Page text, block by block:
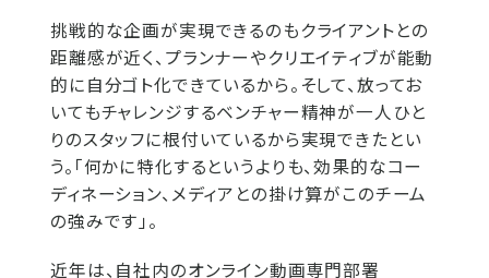
挑戦的な企画が実現できるのもクライアントとの
距離感が近く、プランナーやクリエイティブが能動
的に自分ゴト化できているから。そして、放ってお
いてもチャレンジするベンチャー精神が一人ひと
りのスタッフに根付いているから実現できたとい
う。「何かに特化するというよりも、効果的なコー
ディネーション、メディアとの掛け算がこのチーム
の強みです」。
近年は、自社内のオンライン動画専門部署